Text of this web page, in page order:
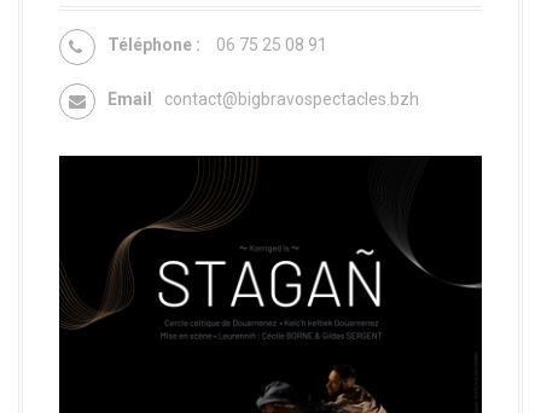
Téléphone : 06 75 25 08 91
Email contact@bigbravospectacles.bzh